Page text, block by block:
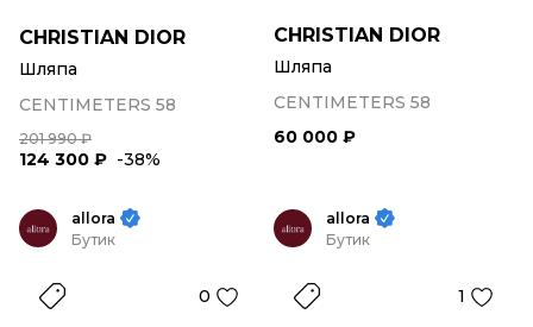
CHRISTIAN DIOR
Шляпа
CENTIMETERS 58
201 990 ₽
124 300 ₽ -38%
CHRISTIAN DIOR
Шляпа
CENTIMETERS 58
60 000 ₽
allora
Бутик
0
allora
Бутик
1